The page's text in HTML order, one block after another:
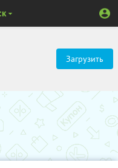
Загрузить